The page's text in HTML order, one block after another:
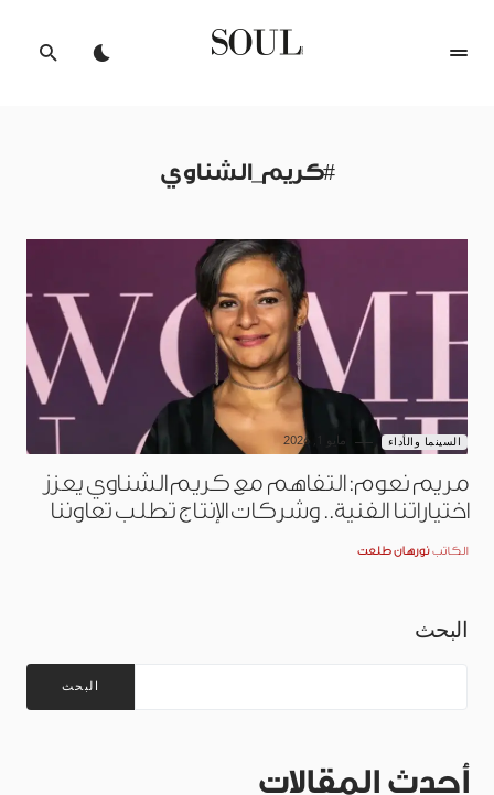
#كريم_الشناوي
السينما والأداء مايو 1, 2026
مريم نعوم: التفاهم مع كريم الشناوي يعزز
اختياراتنا الفنية.. وشركات الإنتاج تطلب تعاوننا
الكاتب نورهان طلعت
البحث
البحث
أحدث المقالات